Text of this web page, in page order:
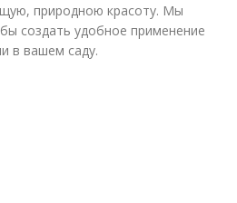
природною красоту. Мы
создать удобное применение
в вашем саду.